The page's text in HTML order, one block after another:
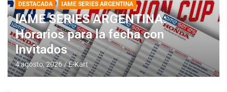
DESTACADA IAME SERIES ARGENTINA
IAME SERIES ARGENTINA:
Horarios para la fecha con
Invitados
4 agosto, 2026 E-Kart